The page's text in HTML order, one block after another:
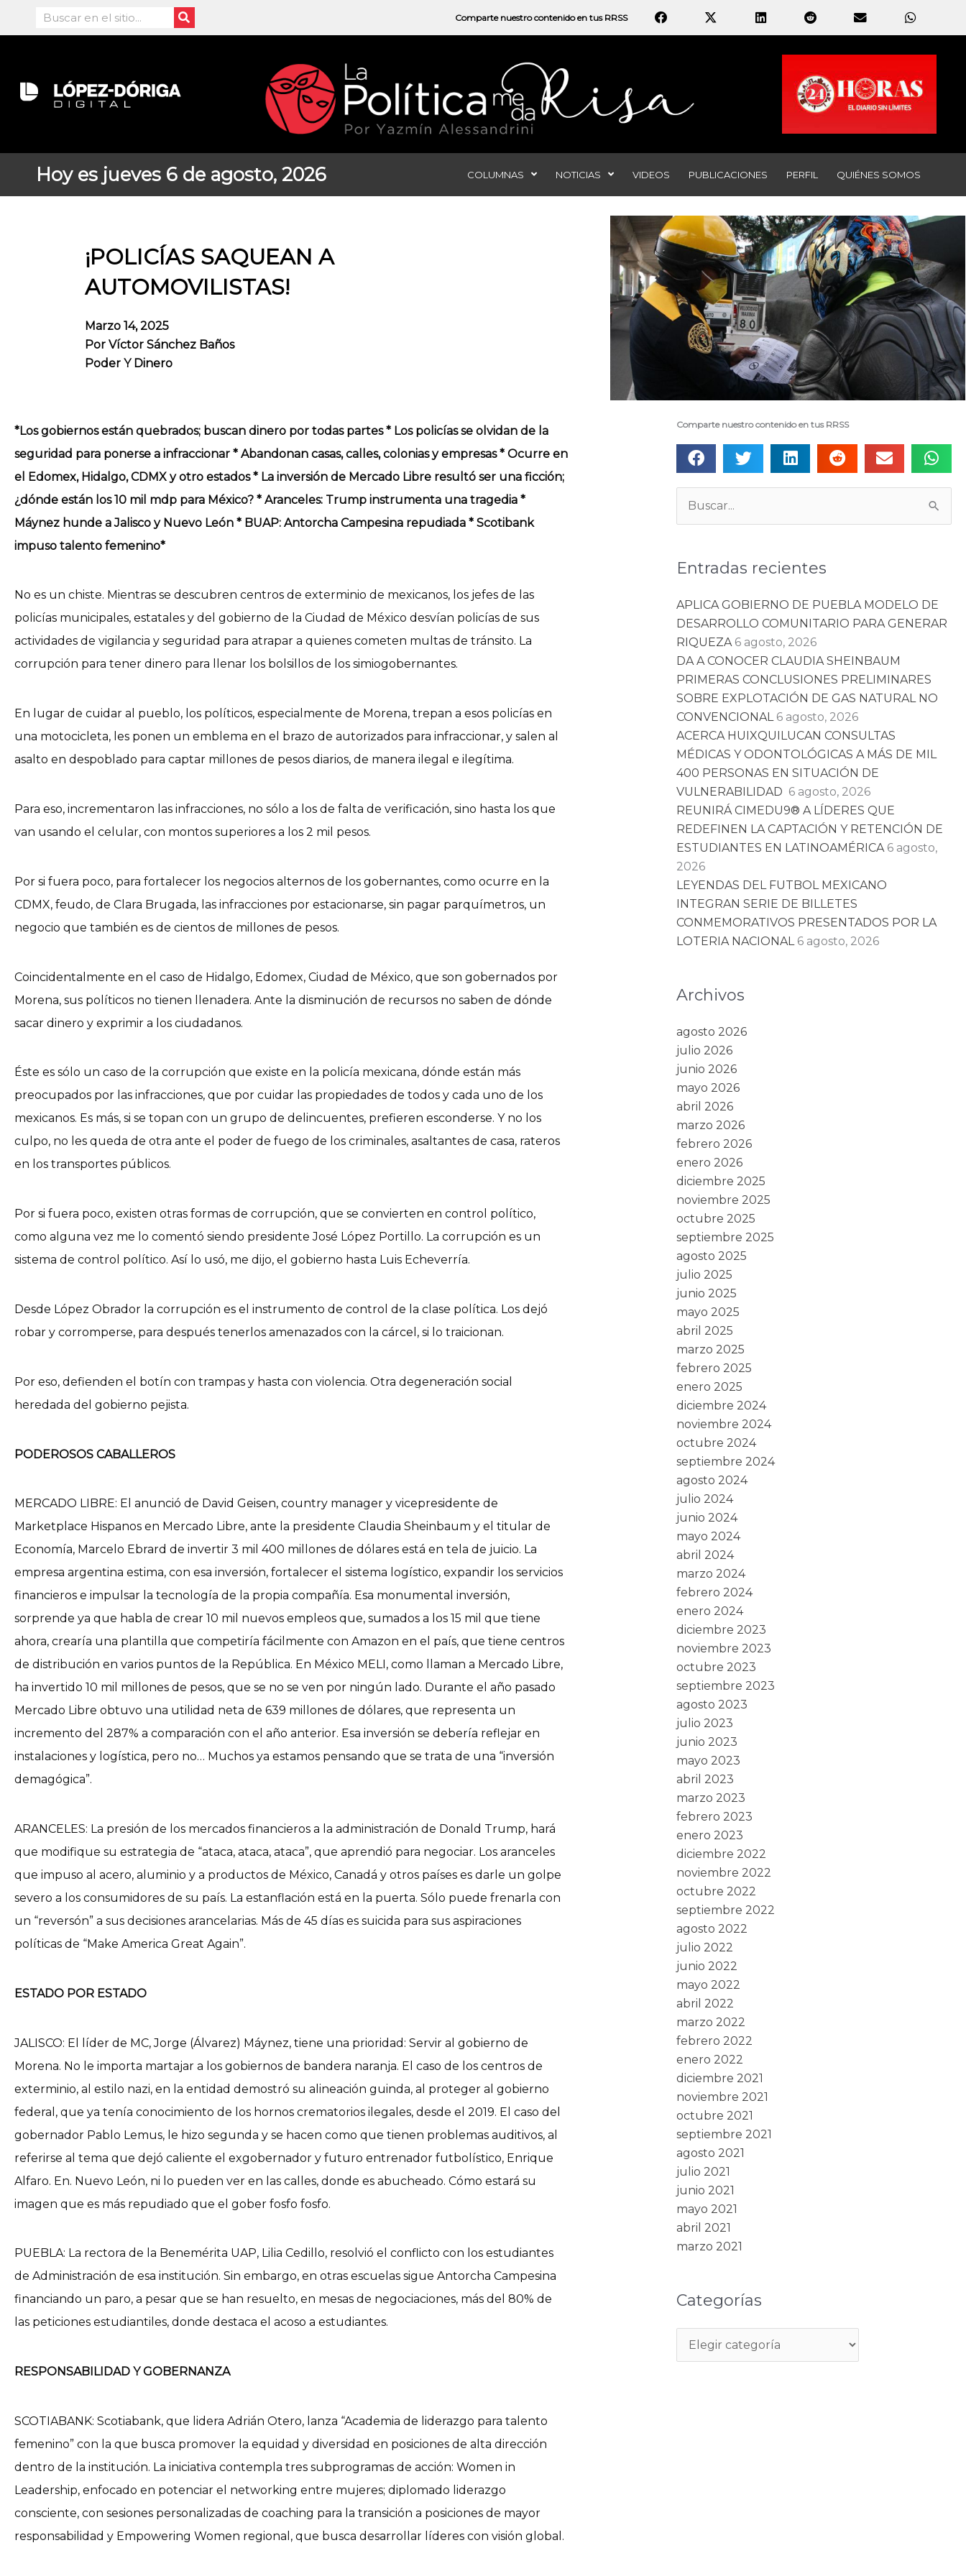
Search Comparte nuestro contenido en tus RRSS
Hoy es jueves 6 de agosto, 2026 COLUMNAS NOTICIAS VIDEOS PUBLICACIONES PERFIL QUIÉNES SOMOS
¡POLICÍAS SAQUEAN A
AUTOMOVILISTAS!
Marzo 14, 2025
Por Víctor Sánchez Baños
Poder Y Dinero
*Los gobiernos están quebrados; buscan dinero por todas partes * Los policías se olvidan de la
seguridad para ponerse a infraccionar * Abandonan casas, calles, colonias y empresas * Ocurre en
el Edomex, Hidalgo, CDMX y otro estados * La inversión de Mercado Libre resultó ser una ficción;
¿dónde están los 10 mil mdp para México? * Aranceles: Trump instrumenta una tragedia *
Máynez hunde a Jalisco y Nuevo León * BUAP: Antorcha Campesina repudiada * Scotibank
impuso talento femenino*
No es un chiste. Mientras se descubren centros de exterminio de mexicanos, los jefes de las
policías municipales, estatales y del gobierno de la Ciudad de México desvían policías de sus
actividades de vigilancia y seguridad para atrapar a quienes cometen multas de tránsito. La
corrupción para tener dinero para llenar los bolsillos de los simiogobernantes.
En lugar de cuidar al pueblo, los políticos, especialmente de Morena, trepan a esos policías en
una motocicleta, les ponen un emblema en el brazo de autorizados para infraccionar, y salen al
asalto en despoblado para captar millones de pesos diarios, de manera ilegal e ilegítima.
Para eso, incrementaron las infracciones, no sólo a los de falta de verificación, sino hasta los que
van usando el celular, con montos superiores a los 2 mil pesos.
Por si fuera poco, para fortalecer los negocios alternos de los gobernantes, como ocurre en la
CDMX, feudo, de Clara Brugada, las infracciones por estacionarse, sin pagar parquímetros, un
negocio que también es de cientos de millones de pesos.
Coincidentalmente en el caso de Hidalgo, Edomex, Ciudad de México, que son gobernados por
Morena, sus políticos no tienen llenadera. Ante la disminución de recursos no saben de dónde
sacar dinero y exprimir a los ciudadanos.
Éste es sólo un caso de la corrupción que existe en la policía mexicana, dónde están más
preocupados por las infracciones, que por cuidar las propiedades de todos y cada uno de los
mexicanos. Es más, si se topan con un grupo de delincuentes, prefieren esconderse. Y no los
culpo, no les queda de otra ante el poder de fuego de los criminales, asaltantes de casa, rateros
en los transportes públicos.
Por si fuera poco, existen otras formas de corrupción, que se convierten en control político,
como alguna vez me lo comentó siendo presidente José López Portillo. La corrupción es un
sistema de control político. Así lo usó, me dijo, el gobierno hasta Luis Echeverría.
Desde López Obrador la corrupción es el instrumento de control de la clase política. Los dejó
robar y corromperse, para después tenerlos amenazados con la cárcel, si lo traicionan.
Por eso, defienden el botín con trampas y hasta con violencia. Otra degeneración social
heredada del gobierno pejista.
PODEROSOS CABALLEROS
MERCADO LIBRE: El anunció de David Geisen, country manager y vicepresidente de
Marketplace Hispanos en Mercado Libre, ante la presidente Claudia Sheinbaum y el titular de
Economía, Marcelo Ebrard de invertir 3 mil 400 millones de dólares está en tela de juicio. La
empresa argentina estima, con esa inversión, fortalecer el sistema logístico, expandir los servicios
financieros e impulsar la tecnología de la propia compañía. Esa monumental inversión,
sorprende ya que habla de crear 10 mil nuevos empleos que, sumados a los 15 mil que tiene
ahora, crearía una plantilla que competiría fácilmente con Amazon en el país, que tiene centros
de distribución en varios puntos de la República. En México MELI, como llaman a Mercado Libre,
ha invertido 10 mil millones de pesos, que se no se ven por ningún lado. Durante el año pasado
Mercado Libre obtuvo una utilidad neta de 639 millones de dólares, que representa un
incremento del 287% a comparación con el año anterior. Esa inversión se debería reflejar en
instalaciones y logística, pero no… Muchos ya estamos pensando que se trata de una “inversión
demagógica”.
ARANCELES: La presión de los mercados financieros a la administración de Donald Trump, hará
que modifique su estrategia de “ataca, ataca, ataca”, que aprendió para negociar. Los aranceles
que impuso al acero, aluminio y a productos de México, Canadá y otros países es darle un golpe
severo a los consumidores de su país. La estanflación está en la puerta. Sólo puede frenarla con
un “reversón” a sus decisiones arancelarias. Más de 45 días es suicida para sus aspiraciones
políticas de “Make America Great Again”.
ESTADO POR ESTADO
JALISCO: El líder de MC, Jorge (Álvarez) Máynez, tiene una prioridad: Servir al gobierno de
Morena. No le importa martajar a los gobiernos de bandera naranja. El caso de los centros de
exterminio, al estilo nazi, en la entidad demostró su alineación guinda, al proteger al gobierno
federal, que ya tenía conocimiento de los hornos crematorios ilegales, desde el 2019. El caso del
gobernador Pablo Lemus, le hizo segunda y se hacen como que tienen problemas auditivos, al
referirse al tema que dejó caliente el exgobernador y futuro entrenador futbolístico, Enrique
Alfaro. En. Nuevo León, ni lo pueden ver en las calles, donde es abucheado. Cómo estará su
imagen que es más repudiado que el gober fosfo fosfo.
PUEBLA: La rectora de la Benemérita UAP, Lilia Cedillo, resolvió el conflicto con los estudiantes
de Administración de esa institución. Sin embargo, en otras escuelas sigue Antorcha Campesina
financiando un paro, a pesar que se han resuelto, en mesas de negociaciones, más del 80% de
las peticiones estudiantiles, donde destaca el acoso a estudiantes.
RESPONSABILIDAD Y GOBERNANZA
SCOTIABANK: Scotiabank, que lidera Adrián Otero, lanza “Academia de liderazgo para talento
femenino” con la que busca promover la equidad y diversidad en posiciones de alta dirección
dentro de la institución. La iniciativa contempla tres subprogramas de acción: Women in
Leadership, enfocado en potenciar el networking entre mujeres; diplomado liderazgo
consciente, con sesiones personalizadas de coaching para la transición a posiciones de mayor
responsabilidad y Empowering Women regional, que busca desarrollar líderes con visión global.
Comparte nuestro contenido en tus RRSS
Buscar:
Entradas recientes
APLICA GOBIERNO DE PUEBLA MODELO DE
DESARROLLO COMUNITARIO PARA GENERAR
RIQUEZA 6 agosto, 2026
DA A CONOCER CLAUDIA SHEINBAUM
PRIMERAS CONCLUSIONES PRELIMINARES
SOBRE EXPLOTACIÓN DE GAS NATURAL NO
CONVENCIONAL 6 agosto, 2026
ACERCA HUIXQUILUCAN CONSULTAS
MÉDICAS Y ODONTOLÓGICAS A MÁS DE MIL
400 PERSONAS EN SITUACIÓN DE
VULNERABILIDAD 6 agosto, 2026
REUNIRÁ CIMEDU9®️ A LÍDERES QUE
REDEFINEN LA CAPTACIÓN Y RETENCIÓN DE
ESTUDIANTES EN LATINOAMÉRICA 6 agosto,
2026
LEYENDAS DEL FUTBOL MEXICANO
INTEGRAN SERIE DE BILLETES
CONMEMORATIVOS PRESENTADOS POR LA
LOTERIA NACIONAL 6 agosto, 2026
Archivos
agosto 2026
julio 2026
junio 2026
mayo 2026
abril 2026
marzo 2026
febrero 2026
enero 2026
diciembre 2025
noviembre 2025
octubre 2025
septiembre 2025
agosto 2025
julio 2025
junio 2025
mayo 2025
abril 2025
marzo 2025
febrero 2025
enero 2025
diciembre 2024
noviembre 2024
octubre 2024
septiembre 2024
agosto 2024
julio 2024
junio 2024
mayo 2024
abril 2024
marzo 2024
febrero 2024
enero 2024
diciembre 2023
noviembre 2023
octubre 2023
septiembre 2023
agosto 2023
julio 2023
junio 2023
mayo 2023
abril 2023
marzo 2023
febrero 2023
enero 2023
diciembre 2022
noviembre 2022
octubre 2022
septiembre 2022
agosto 2022
julio 2022
junio 2022
mayo 2022
abril 2022
marzo 2022
febrero 2022
enero 2022
diciembre 2021
noviembre 2021
octubre 2021
septiembre 2021
agosto 2021
julio 2021
junio 2021
mayo 2021
abril 2021
marzo 2021
Categorías